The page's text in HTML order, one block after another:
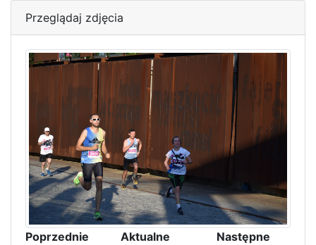
Przeglądaj zdjęcia
Poprzednie Aktualne Następne